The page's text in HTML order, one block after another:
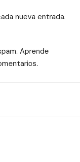
nueva entrada.
Aprende